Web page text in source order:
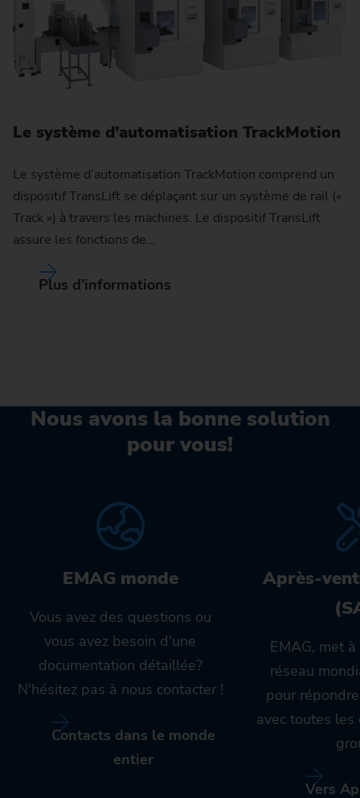
Le système d’automatisation TrackMotion
Le système d’automatisation TrackMotion comprend un
dispositif TransLift se déplaçant sur un système de rail («
Track ») à travers les machines. Le dispositif TransLift
assure les fonctions de…
Plus d’informations
Nous avons la bonne solution
pour vous!
EMAG monde
Vous avez des questions ou
vous avez besoin d'une
documentation détaillée?
N'hésitez pas à nous contacter !
Contacts dans le monde
entier
Après-
EMAG, met
réseau
pour
avec toutes les
Vers